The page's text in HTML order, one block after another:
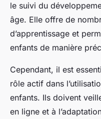
le suivi du
âge. Elle offre de
d’apprentissage et
enfants de manière
Cependant, il est
rôle actif dans
enfants. Ils doivent
en ligne et à